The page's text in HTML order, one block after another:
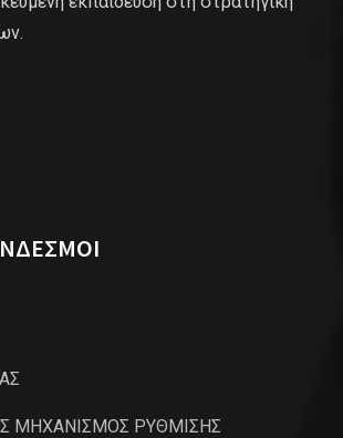
ΜΗΧΑΝΙΣΜΟΣ ΡΥΘΜΙΣΗΣ